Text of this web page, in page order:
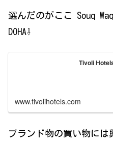
選んだのがここ Souq
DOHA⇩
Tivoli
www.tivolihotels.com
ブランド物の買い物には